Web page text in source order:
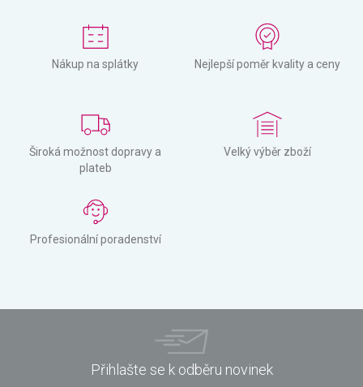
Nákup na splátky Nejlepší poměr kvality a ceny
Široká možnost dopravy a
plateb
Velký výběr zboží
Profesionální poradenství
Přihlašte se k odběru novinek